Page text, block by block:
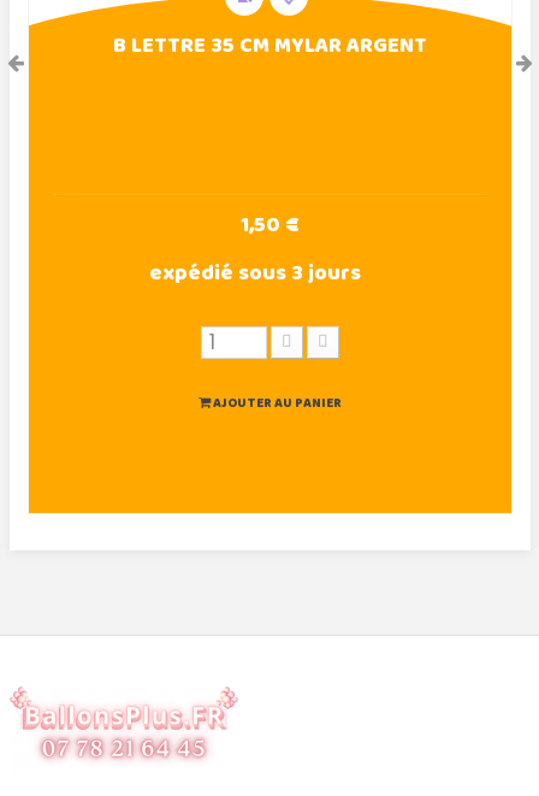
B LETTRE 35 CM MYLAR ARGENT
1,50 €
expédié sous 3 jours
AJOUTER AU PANIER